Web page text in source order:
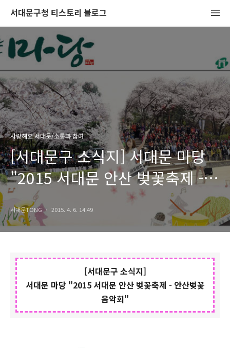
서대문구청 티스토리 블로그
사랑해요 서대문/소통과 참여
[서대문구 소식지] 서대문 마당
"2015 서대문 안산 벚꽃축제 -
안산벚꽃음악회"
서대문TONG 2015. 4. 6. 14:49
[서대문구 소식지]
서대문 마당 "2015 서대문 안산 벚꽃축제 - 안산벚꽃
음악회"